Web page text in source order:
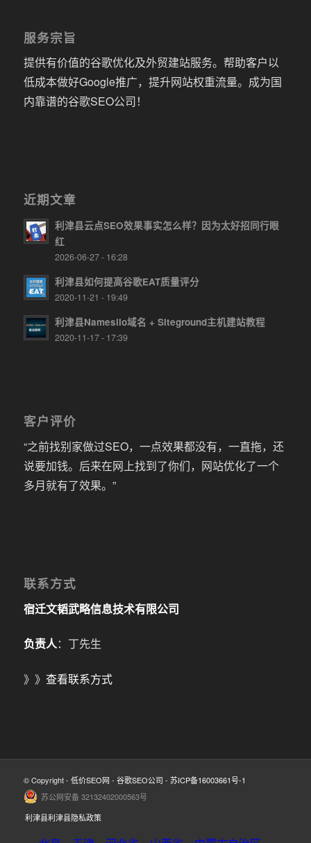
服务宗旨
提供有价值的谷歌优化及外贸建站服务。帮助客户以
低成本做好Google推广，提升网站权重流量。成为国
内靠谱的谷歌SEO公司！
近期文章
利津县云点SEO效果事实怎么样？因为太好招同行眼
红
2026-06-27 - 16:28
利津县如何提高谷歌EAT质量评分
2020-11-21 - 19:49
利津县Namesilo域名 + Siteground主机建站教程
2020-11-17 - 17:39
客户评价
“之前找别家做过SEO，一点效果都没有，一直拖，还
说要加钱。后来在网上找到了你们，网站优化了一个
多月就有了效果。”
联系方式
宿迁文韬武略信息技术有限公司
负责人：丁先生
》》 查看联系方式
© Copyright - 低价SEO网 - 谷歌SEO公司 - 苏ICP备16003661号-1
苏公网安备 32132402000563号
利津县利津县隐私政策